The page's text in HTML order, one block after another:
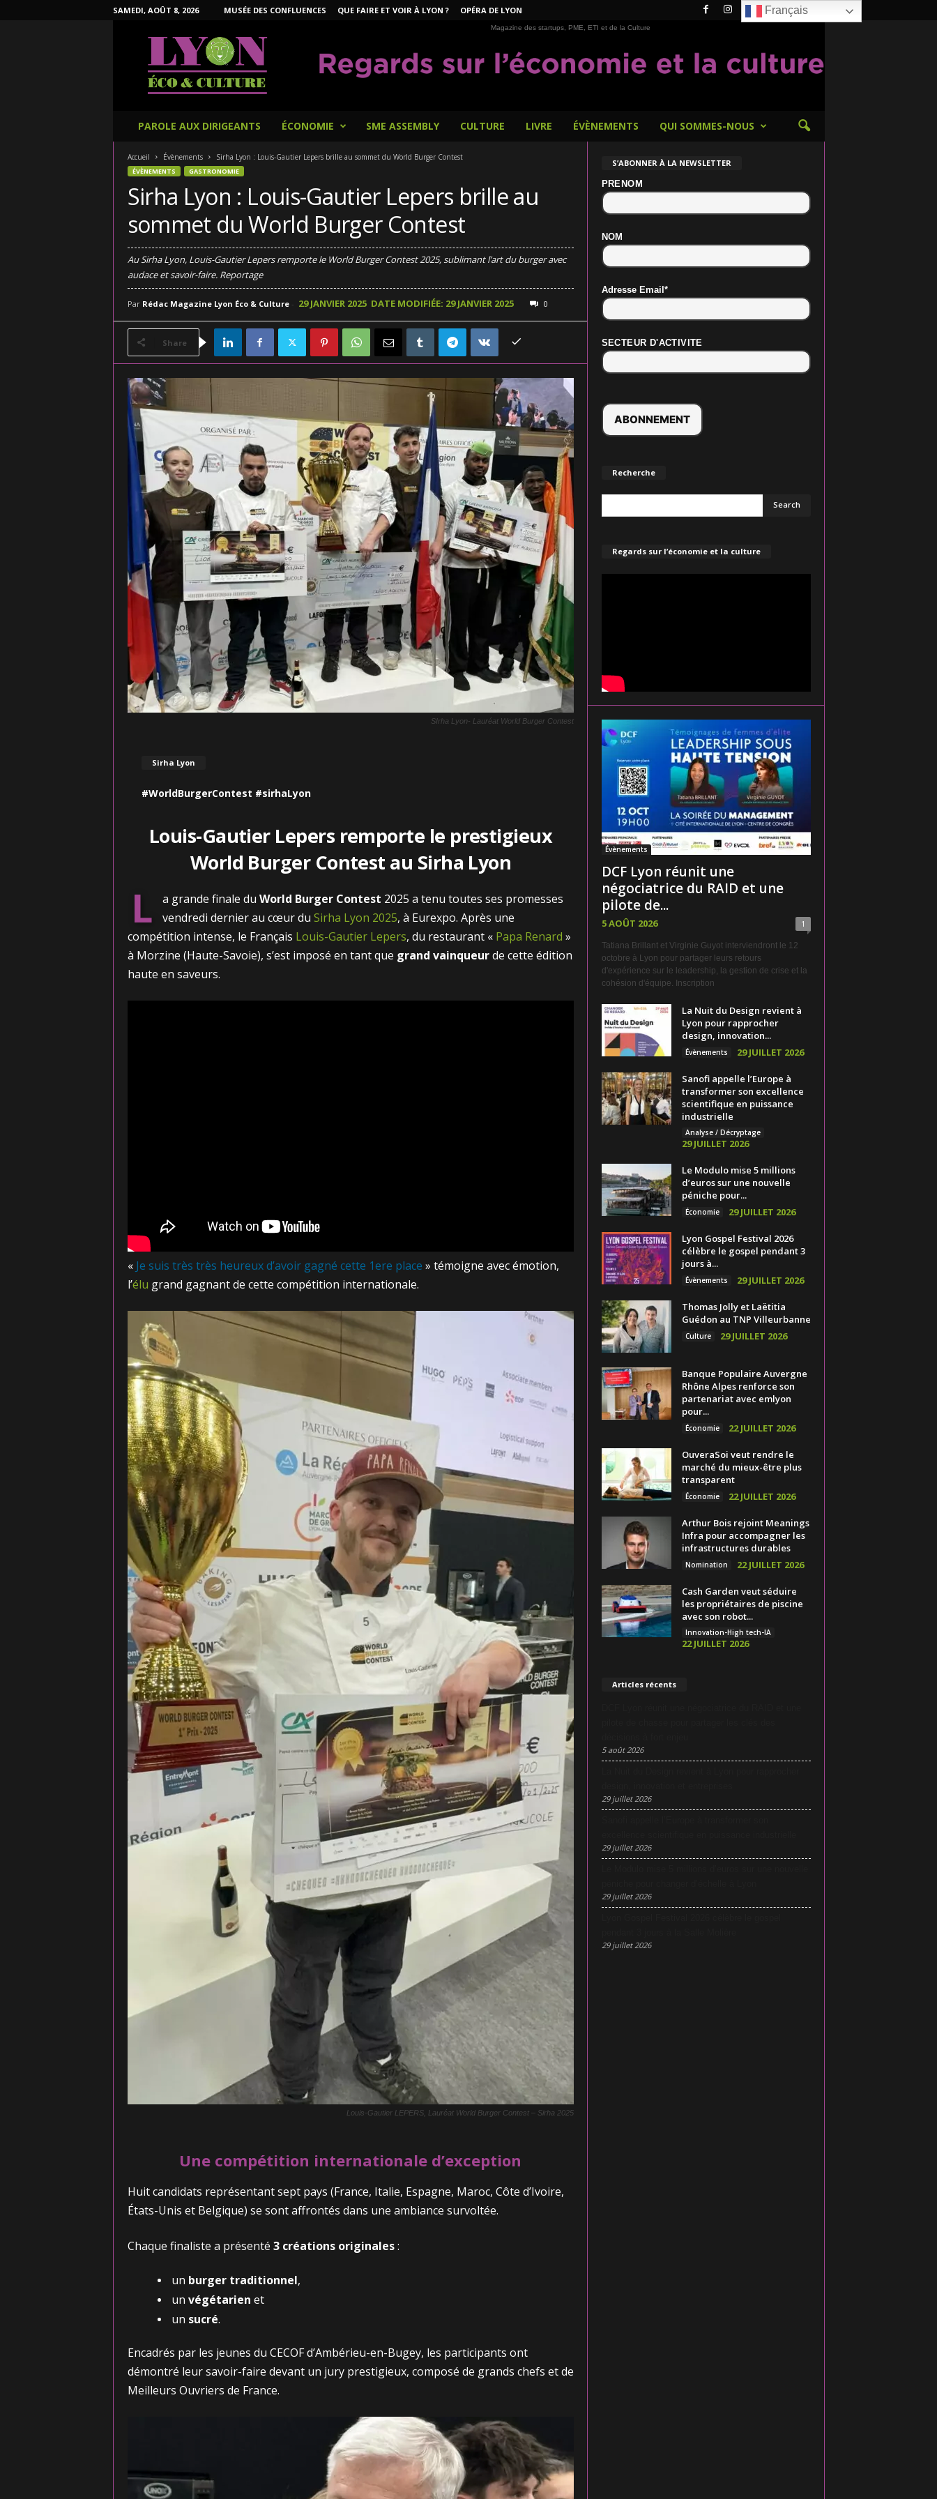
SAMEDI, AOÛT 8, 2026 MUSÉE DES CONFLUENCES QUE FAIRE ET VOIR À LYON ? OPÉRA DE LYON
Magazine des startups, PME, ETI et de la Culture
PAROLE AUX DIRIGEANTS ÉCONOMIE SME ASSEMBLY CULTURE LIVRE ÉVÈNEMENTS QUI SOMMES-NOUS
Accueil Évènements Sirha Lyon : Louis-Gautier Lepers brille au sommet du World Burger Contest
ÉVÈNEMENTS GASTRONOMIE
Sirha Lyon : Louis-Gautier Lepers brille au
sommet du World Burger Contest
Au Sirha Lyon, Louis-Gautier Lepers remporte le World Burger Contest 2025, sublimant l’art du burger avec
audace et savoir-faire. Reportage
Par Rédac Magazine Lyon Éco & Culture- 29 JANVIER 2025 DATE MODIFIÉE: 29 JANVIER 2025 0
Share
SIrha Lyon- Lauréat World Burger Contest
Sirha Lyon
#WorldBurgerContest #sirhaLyon
Louis-Gautier Lepers remporte le prestigieux
World Burger Contest au Sirha Lyon
L a grande finale duWorld Burger Contest 2025 a tenu toutes ses promesses
vendredi dernier au cœur duSirha Lyon 2025, à Eurexpo. Après une
compétition intense, le Français Louis-Gautier Lepers, du restaurant « Papa Renard »
à Morzine (Haute-Savoie), s’est imposé en tant que grand vainqueurde cette édition
haute en saveurs.
« Je suis très très heureux d’avoir gagné cette 1ere place » témoigne avec émotion,
l’élu grand gagnant de cette compétition internationale.
Louis-Gautier LEPERS, Lauréat World Burger Contest – Sirha 2025
Une compétition internationale d’exception
Huit candidats représentant sept pays (France, Italie, Espagne, Maroc, Côte d’Ivoire,
États-Unis et Belgique) se sont affrontés dans une ambiance survoltée.
Chaque finaliste a présenté 3 créations originales:
un burger traditionnel,
un végétarien et
un sucré.
Encadrés par les jeunes du CECOF d’Ambérieu-en-Bugey, les participants ont
démontré leur savoir-faire devant un jury prestigieux, composé de grands chefs et de
Meilleurs Ouvriers de France.
S’ABONNER À LA NEWSLETTER
PRENOM
NOM
Adresse Email*
SECTEUR D'ACTIVITE
Recherche
Regards sur l’économie et la culture
Évènements
DCF Lyon réunit une
négociatrice du RAID et une
pilote de...
5 AOÛT 2026 1
Tatiana Brillant et Virginie Guyot interviendront le 12
octobre à Lyon pour partager leurs retours
d'expérience sur le leadership, la gestion de crise et la
cohésion d'équipe. Inscription
La Nuit du Design revient à
Lyon pour rapprocher
design, innovation...
Évènements 29 JUILLET 2026
Sanofi appelle l’Europe à
transformer son excellence
scientifique en puissance
industrielle
Analyse / Décryptage
29 JUILLET 2026
Le Modulo mise 5 millions
d’euros sur une nouvelle
péniche pour...
Économie 29 JUILLET 2026
Lyon Gospel Festival 2026
célèbre le gospel pendant 3
jours à...
Évènements 29 JUILLET 2026
Thomas Jolly et Laëtitia
Guédon au TNP Villeurbanne
Culture 29 JUILLET 2026
Banque Populaire Auvergne
Rhône Alpes renforce son
partenariat avec emlyon
pour...
Économie 22 JUILLET 2026
OuveraSoi veut rendre le
marché du mieux-être plus
transparent
Économie 22 JUILLET 2026
Arthur Bois rejoint Meanings
Infra pour accompagner les
infrastructures durables
Nomination 22 JUILLET 2026
Cash Garden veut séduire
les propriétaires de piscine
avec son robot...
Innovation-High tech-IA
22 JUILLET 2026
Articles récents
5 août 2026
29 juillet 2026
29 juillet 2026
29 juillet 2026
29 juillet 2026
Français